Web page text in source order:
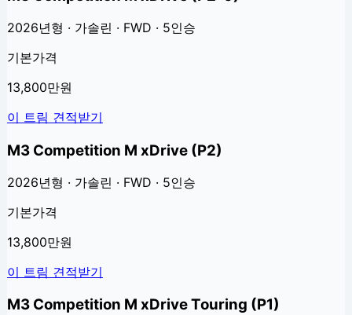
2026년형 · 가솔린 · FWD · 5인승
기본가격
13,800만원
이 트림 견적받기
M3 Competition M xDrive (P2)
2026년형 · 가솔린 · FWD · 5인승
기본가격
13,800만원
이 트림 견적받기
M3 Competition M xDrive Touring (P1)